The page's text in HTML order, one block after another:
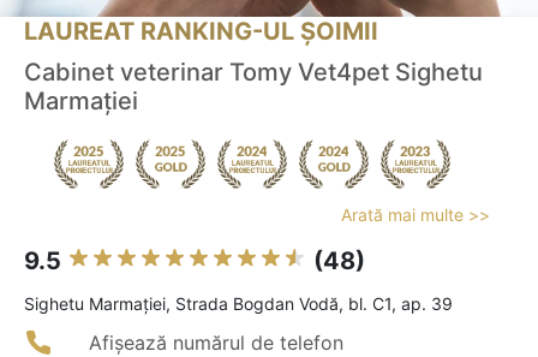
LAUREAT RANKING-UL ȘOIMII
Cabinet veterinar Tomy Vet4pet Sighetu
Marmației
Arată mai multe >>
9.5 (48)
Sighetu Marmaţiei, Strada Bogdan Vodă, bl. C1, ap. 39
Afișează numărul de telefon